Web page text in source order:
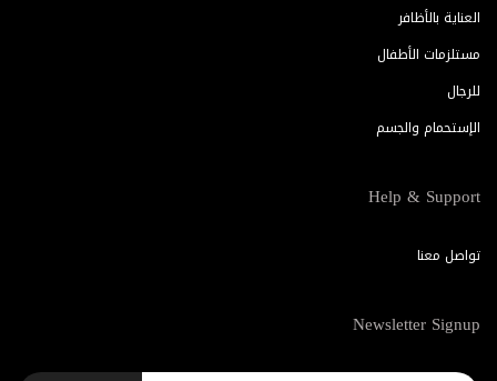
العناية بالأظافر
مستلزمات الأطفال
للرجال
الإستحمام والجسم
Help & Support
تواصل معنا
Newsletter Signup